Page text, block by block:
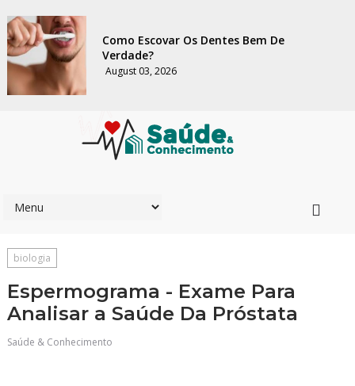
Como Escovar Os Dentes Bem De
Verdade?
August 03, 2026
biologia
Espermograma - Exame Para
Analisar a Saúde Da Próstata
Saúde & Conhecimento